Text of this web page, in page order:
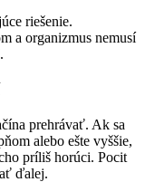
riešenie.
a organizmus nemusí
prehrávať. Ak sa
alebo ešte vyššie,
príliš horúci. Pocit
ďalej.